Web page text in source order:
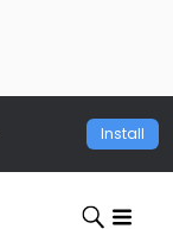
Install